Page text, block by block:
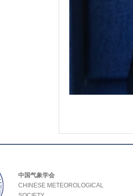
中国气象学会
CHINESE METEOROLOGICAL